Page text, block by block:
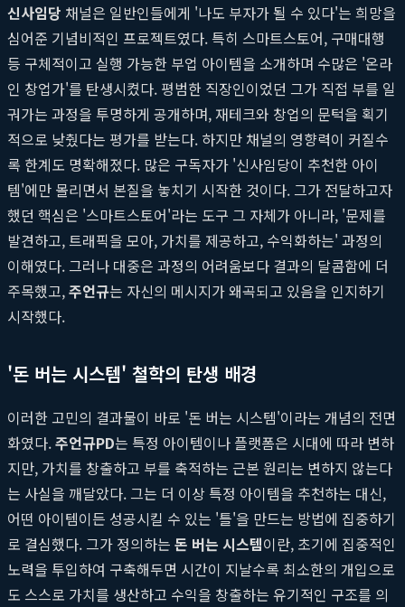
신사임당 채널은 일반인들에게 '나도 부자가 될 수 있다'는 희망을
심어준 기념비적인 프로젝트였다. 특히 스마트스토어, 구매대행
등 구체적이고 실행 가능한 부업 아이템을 소개하며 수많은 '온라
인 창업가'를 탄생시켰다. 평범한 직장인이었던 그가 직접 부를 일
궈가는 과정을 투명하게 공개하며, 재테크와 창업의 문턱을 획기
적으로 낮췄다는 평가를 받는다. 하지만 채널의 영향력이 커질수
록 한계도 명확해졌다. 많은 구독자가 '신사임당이 추천한 아이
템'에만 몰리면서 본질을 놓치기 시작한 것이다. 그가 전달하고자
했던 핵심은 '스마트스토어'라는 도구 그 자체가 아니라, '문제를
발견하고, 트래픽을 모아, 가치를 제공하고, 수익화하는' 과정의
이해였다. 그러나 대중은 과정의 어려움보다 결과의 달콤함에 더
주목했고,주언규는 자신의 메시지가 왜곡되고 있음을 인지하기
시작했다.
'돈 버는 시스템' 철학의 탄생 배경
이러한 고민의 결과물이 바로 '돈 버는 시스템'이라는 개념의 전면
화였다.주언규PD는 특정 아이템이나 플랫폼은 시대에 따라 변하
지만, 가치를 창출하고 부를 축적하는 근본 원리는 변하지 않는다
는 사실을 깨달았다. 그는 더 이상 특정 아이템을 추천하는 대신,
어떤 아이템이든 성공시킬 수 있는 '틀'을 만드는 방법에 집중하기
로 결심했다. 그가 정의하는 돈 버는 시스템이란, 초기에 집중적인
노력을 투입하여 구축해두면 시간이 지날수록 최소한의 개입으로
도 스스로 가치를 생산하고 수익을 창출하는 유기적인 구조를 의